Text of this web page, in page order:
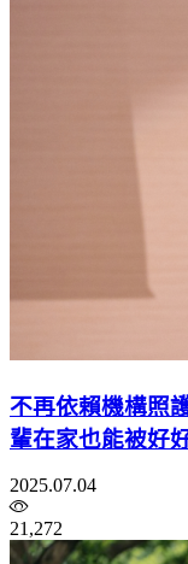
不再依賴機構照
輩在家也能被好
2025.07.04
21,272